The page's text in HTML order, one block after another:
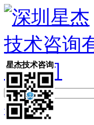
首页
星杰技术咨询